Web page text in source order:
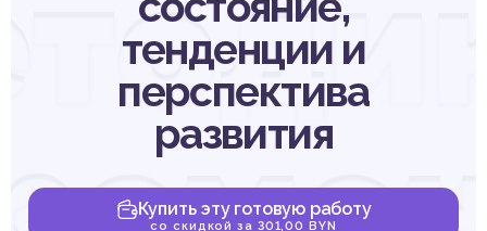
тенденции и
перспектива
развития
Купить эту готовую работу
со скидкой за 301,00 BYN